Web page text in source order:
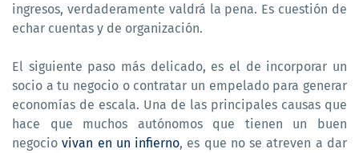
ingresos, verdaderamente valdrá la pena. Es cuestión de
echar cuentas y de organización.
El siguiente paso más delicado, es el de incorporar un
socio a tu negocio o contratar un empelado para generar
economías de escala. Una de las principales causas que
hace que muchos autónomos que tienen un buen
negociovivan en un infierno, es que no se atreven a dar